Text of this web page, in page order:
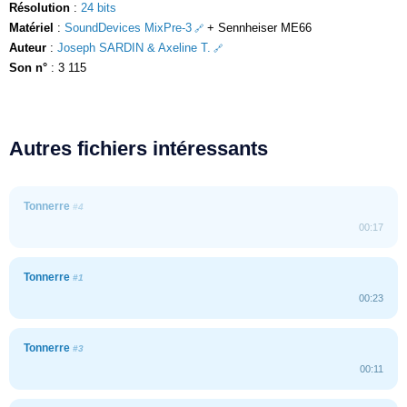
Résolution : 24 bits
Matériel : SoundDevices MixPre-3
+ Sennheiser ME66
Auteur : Joseph SARDIN & Axeline T.
Son n° : 3 115
Autres fichiers intéressants
Tonnerre #4
00:17
Tonnerre #1
00:23
Tonnerre #3
00:11